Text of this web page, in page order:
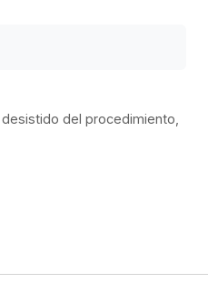
del procedimiento,